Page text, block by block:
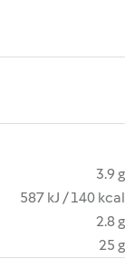
3.9 g
587 kJ / 140 kcal
2.8 g
25 g